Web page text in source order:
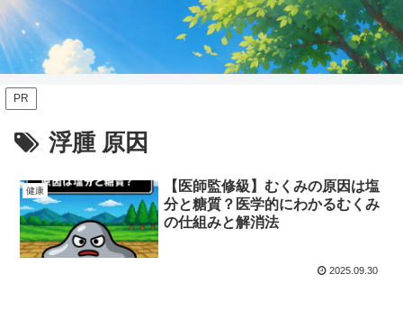
PR
浮腫 原因
健康
【医師監修級】むくみの原因は塩
分と糖質？医学的にわかるむくみ
の仕組みと解消法
2025.09.30